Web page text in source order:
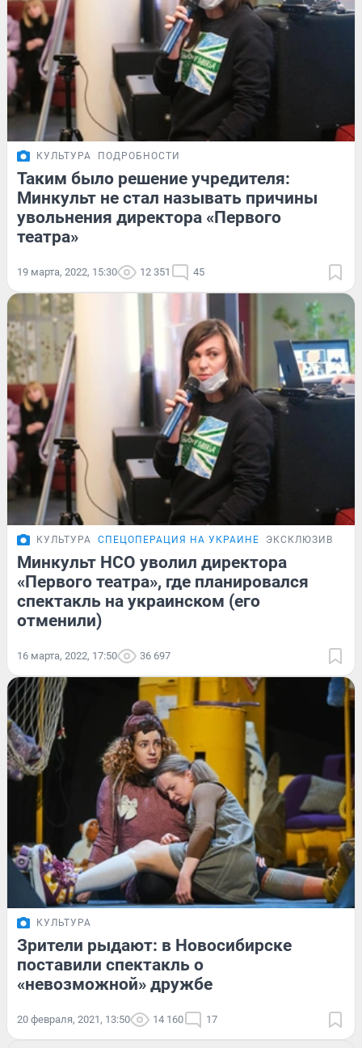
КУЛЬТУРА ПОДРОБНОСТИ
Таким было решение учредителя:
Минкульт не стал называть причины
увольнения директора «Первого
театра»
19 марта, 2022, 15:30 12 351 45
КУЛЬТУРА СПЕЦОПЕРАЦИЯ НА УКРАИНЕ ЭКСКЛЮЗИВ
Минкульт НСО уволил директора
«Первого театра», где планировался
спектакль на украинском (его
отменили)
16 марта, 2022, 17:50 36 697
КУЛЬТУРА
Зрители рыдают: в Новосибирске
поставили спектакль о
«невозможной» дружбе
20 февраля, 2021, 13:50 14 160 17